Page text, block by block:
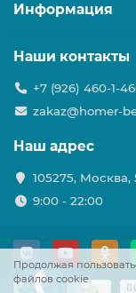
Продолжая
файлов cookie.
Информация
Наши контакты
+7 (926) 460-1-
zakaz@homer-
Наш адрес
105275,
9:00 - 22:00